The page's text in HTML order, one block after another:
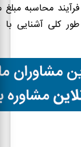
محاسبه مبلغ
کلی آشنایی با